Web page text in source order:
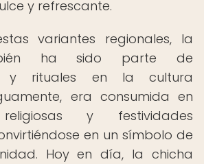
y refrescante.
variantes regionales, la
ha sido parte de
y rituales en la cultura
era consumida en
y festividades
en un símbolo de
Hoy en día, la chicha